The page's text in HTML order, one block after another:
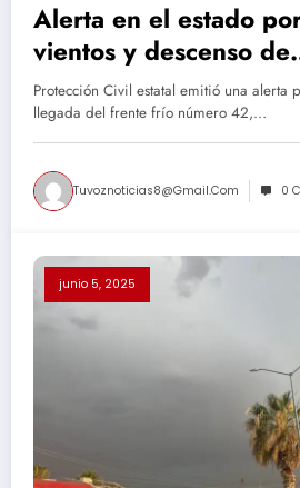
Alerta en el estado
vientos y descenso de
temperaturas
Protección Civil estatal emitió una alerta
llegada del frente frío número 42,…
Tuvoznoticias8@gmail.com 0
junio 5, 2025